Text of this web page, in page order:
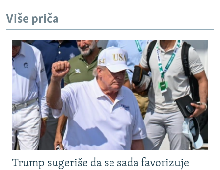
Više priča
Trump sugeriše da se sada favorizuje